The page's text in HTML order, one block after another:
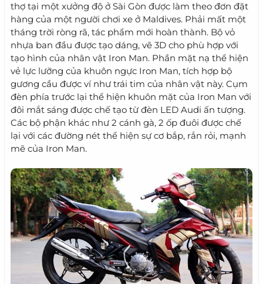
thợ tại một xưởng độ ở Sài Gòn được làm theo đơn đặt
hàng của một người chơi xe ở Maldives. Phải mất một
tháng trời ròng rã, tác phẩm mới hoàn thành. Bộ vỏ
nhựa ban đầu được tạo dáng, vẽ 3D cho phù hợp với
tạo hình của nhân vật Iron Man. Phần mặt nạ thể hiện
vẻ lực lưỡng của khuôn ngực Iron Man, tích hợp bộ
gương cầu được ví như trái tim của nhân vật này. Cụm
đèn phía trước lại thể hiện khuôn mặt của Iron Man với
đôi mắt sáng được chế tạo từ đèn LED Audi ấn tượng.
Các bộ phận khác như 2 cánh gà, 2 ốp đuôi được chế
lại với các đường nét thể hiện sự cơ bắp, rắn rỏi, mạnh
mẽ của Iron Man.